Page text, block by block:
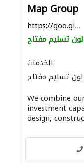
Map Group
https://goo.gl/maps/qzREzVWisFdpdexQ9
تسليم مفتاح
الخدمات:
تسليم مفتاح
We combine
investment
design,